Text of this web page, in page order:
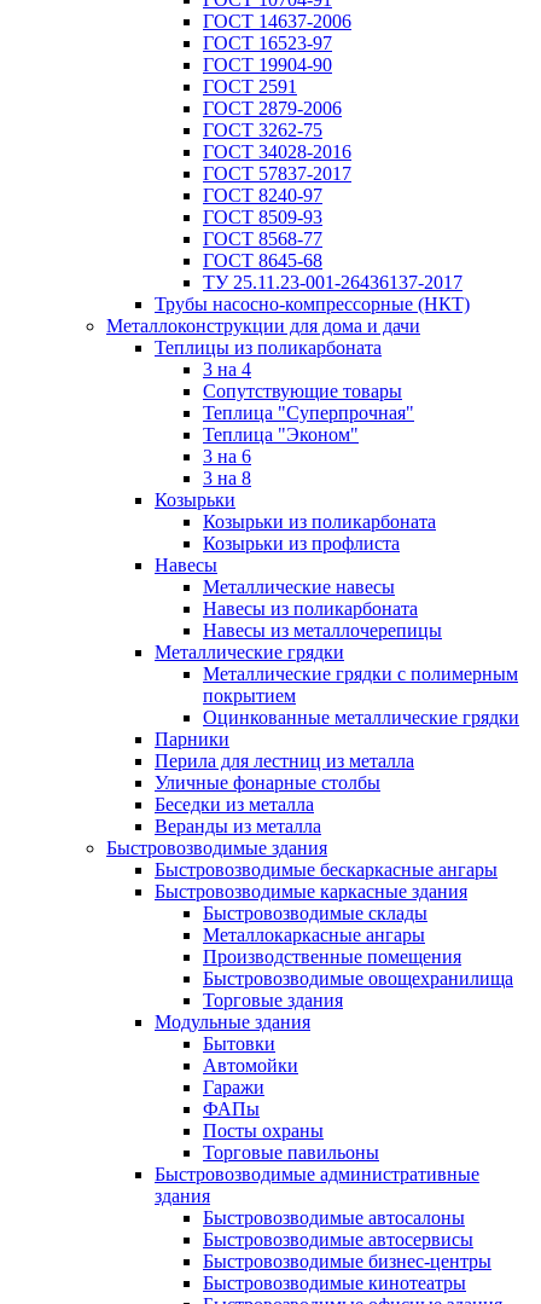
ГОСТ 14637-2006
ГОСТ 16523-97
ГОСТ 19904-90
ГОСТ 2591
ГОСТ 2879-2006
ГОСТ 3262-75
ГОСТ 34028-2016
ГОСТ 57837-2017
ГОСТ 8240-97
ГОСТ 8509-93
ГОСТ 8568-77
ГОСТ 8645-68
ТУ 25.11.23-001-26436137-2017
Трубы насосно-компрессорные (НКТ)
Металлоконструкции для дома и дачи
Теплицы из поликарбоната
3 на 4
Сопутствующие товары
Теплица "Суперпрочная"
Теплица "Эконом"
3 на 6
3 на 8
Козырьки
Козырьки из поликарбоната
Козырьки из профлиста
Навесы
Металлические навесы
Навесы из поликарбоната
Навесы из металлочерепицы
Металлические грядки
Металлические грядки с полимерным
покрытием
Оцинкованные металлические грядки
Парники
Перила для лестниц из металла
Уличные фонарные столбы
Беседки из металла
Веранды из металла
Быстровозводимые здания
Быстровозводимые бескаркасные ангары
Быстровозводимые каркасные здания
Быстровозводимые склады
Металлокаркасные ангары
Производственные помещения
Быстровозводимые овощехранилища
Торговые здания
Модульные здания
Бытовки
Автомойки
Гаражи
ФАПы
Посты охраны
Торговые павильоны
Быстровозводимые административные
здания
Быстровозводимые автосалоны
Быстровозводимые автосервисы
Быстровозводимые бизнес-центры
Быстровозводимые кинотеатры